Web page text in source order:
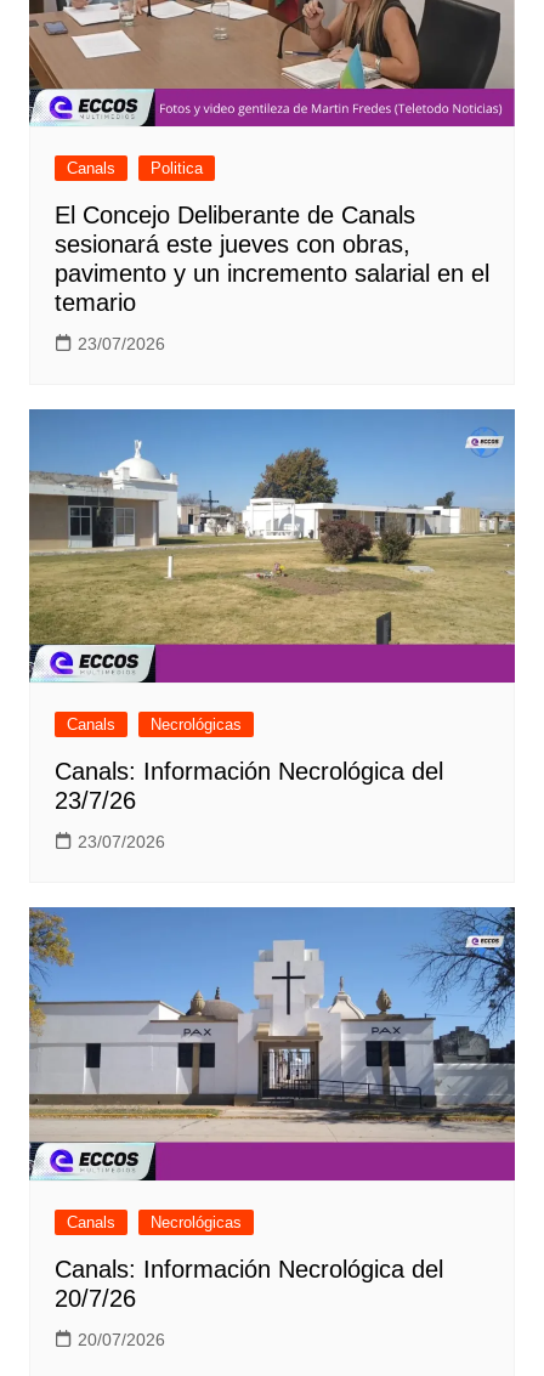
Canals Politica
El Concejo Deliberante de Canals
sesionará este jueves con obras,
pavimento y un incremento salarial en el
temario
23/07/2026
Canals Necrológicas
Canals: Información Necrológica del
23/7/26
23/07/2026
Canals Necrológicas
Canals: Información Necrológica del
20/7/26
20/07/2026